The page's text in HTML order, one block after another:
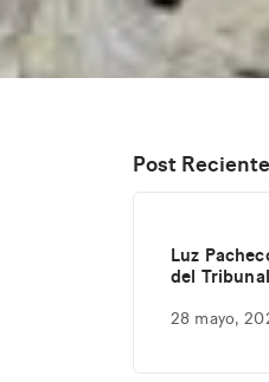
Post
Luz
del
28 mayo,